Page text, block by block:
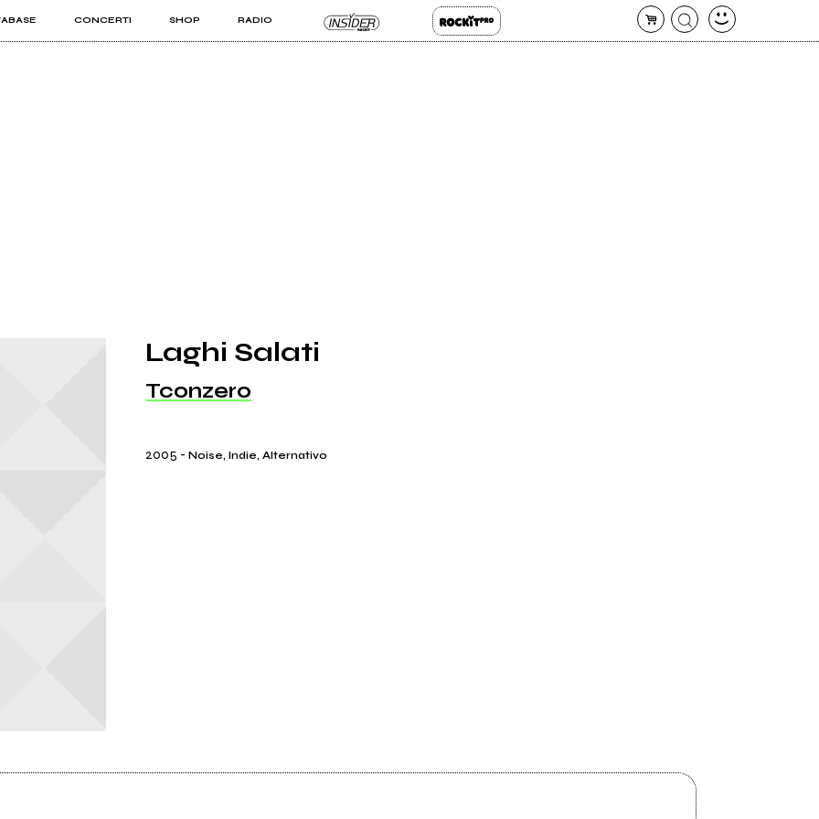
CONCERTI SHOP RADIO
PRO
Laghi Salati
Tconzero
2005 -Noise, Indie, Alternativo